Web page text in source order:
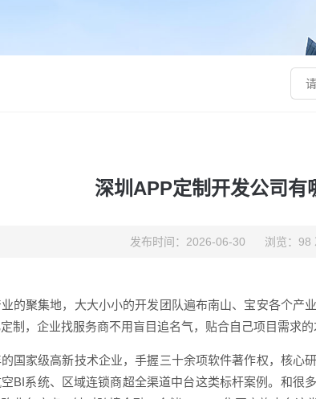
深圳APP定制开发公司有
发布时间：2026-06-30 浏览：98
的聚集地，大大小小的开发团队遍布南山、宝安各个产
制，企业找服务商不用盲目追名气，贴合自己项目需求的
国家级高新技术企业，手握三十余项软件著作权，核心
BI系统、区域连锁商超全渠道中台这类标杆案例。和很